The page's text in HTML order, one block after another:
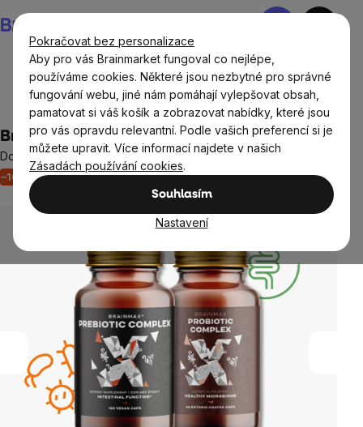
Pokračovat bez personalizace
Aby pro vás Brainmarket fungoval co nejlépe,
používáme cookies. Některé jsou nezbytné pro správné
fungování webu, jiné nám pomáhají vylepšovat obsah,
pamatovat si váš košík a zobrazovat nabídky, které jsou
pro vás opravdu relevantní. Podle vašich preferencí si je
můžete upravit. Více informací najdete v našich
Zásadách používání cookies.
Souhlasím
Nastavení
na
obsah
Nákupní
Doplňky stravy a výživa Probiotika
BrainMax Zdravá střeva
Doplněk stravy
–10 % Trávení, střeva
hodnocení
produktu
5,0
z
5
hvězdiček.
8 hodnocení